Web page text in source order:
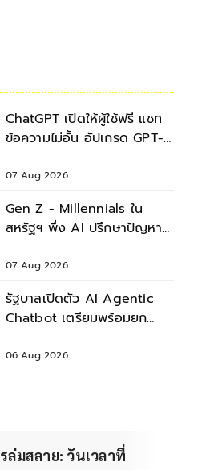
ChatGPT เปิดให้ผู้ใช้ฟรี แชท
ข้อความไม่อั้น อัปเกรด GPT-
07 Aug 2026
Gen Z - Millennials ใน
สหรัฐฯ พึ่ง AI ปรึกษาปัญหา
07 Aug 2026
รัฐบาลเปิดตัว AI Agentic
Chatbot เตรียมพร้อมยก
06 Aug 2026
ล่มสลาย: วันเวลาที่